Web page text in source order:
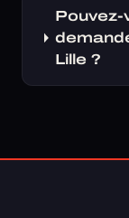
Pouvez-
Lille ?